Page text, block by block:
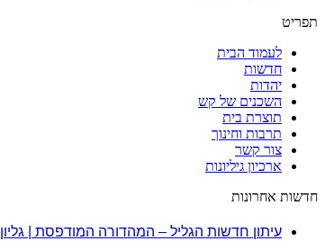
תפריט
לעמוד הבית
חדשות
יהדות
השכנים של קש
תוצרת בית
תרבות וחינוך
צור קשר
ארכיון גיליונות
חדשות אחרונות
עיתון חדשות הגליל – המהדורה המודפסת | גליון 941